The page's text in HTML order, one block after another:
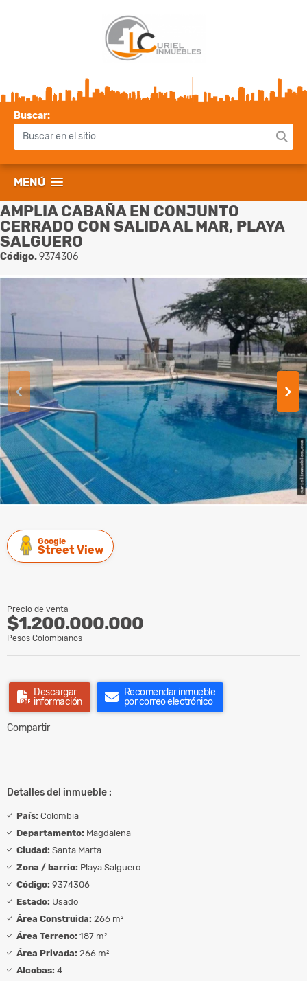
Buscar:
MENÚ
AMPLIA CABAÑA EN CONJUNTO
CERRADO CON SALIDA AL MAR, PLAYA
SALGUERO
Código.9374306
Google
Street View
Precio de venta
$1.200.000.000
Pesos Colombianos
Descargar
información
Recomendar inmueble
por correo electrónico
Compartir
Detalles del inmueble :
País: Colombia
Departamento: Magdalena
Ciudad: Santa Marta
Zona / barrio: Playa Salguero
Código: 9374306
Estado: Usado
Área Construida: 266 m²
Área Terreno: 187 m²
Área Privada: 266 m²
Alcobas: 4